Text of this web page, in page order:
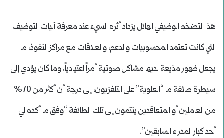
هذا التضخم الوظيفي الهائل يزداد أثره السيء عند معرفة آليات التوظيف
التي كانت تعتمد المحسوبيات والدعم، والعلاقات مع مراكز النفوذ، ما
يجعل ظهور مذيعة لديها مشاكل صوتية أمراً اعتيادياً، وما كان يؤدي إلى
سيطرة طائفة ما “العلوية” على التلفزيون، إلى درجة أن أكثر من 70%
من العاملين أو المتعاقدين ينتمون إلى تلك الطائفة “وفق ما أكده لي
أحد كبار المدراء السابقين”.